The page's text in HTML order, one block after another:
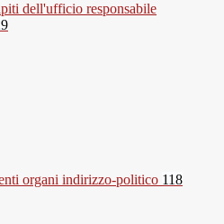
dell'ufficio responsabile
organi indirizzo-politico 118